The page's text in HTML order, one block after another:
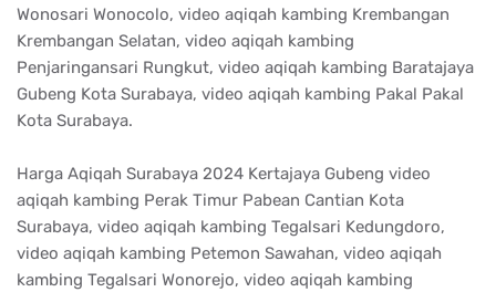
Wonosari Wonocolo, video aqiqah kambing Krembangan
Krembangan Selatan, video aqiqah kambing
Penjaringansari Rungkut, video aqiqah kambing Baratajaya
Gubeng Kota Surabaya, video aqiqah kambing Pakal Pakal
Kota Surabaya.
Harga Aqiqah Surabaya 2024 Kertajaya Gubeng video
aqiqah kambing Perak Timur Pabean Cantian Kota
Surabaya, video aqiqah kambing Tegalsari Kedungdoro,
video aqiqah kambing Petemon Sawahan, video aqiqah
kambing Tegalsari Wonorejo, video aqiqah kambing